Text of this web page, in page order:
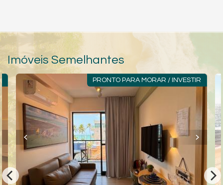
Imóveis Semelhantes
PRONTO PARA MORAR / INVESTIR